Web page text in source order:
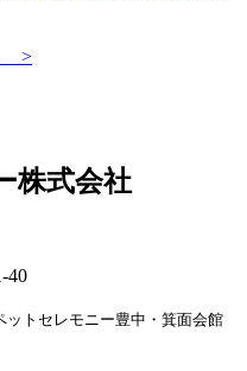
>
株式会社
40
ットセレモニー豊中・箕面会館